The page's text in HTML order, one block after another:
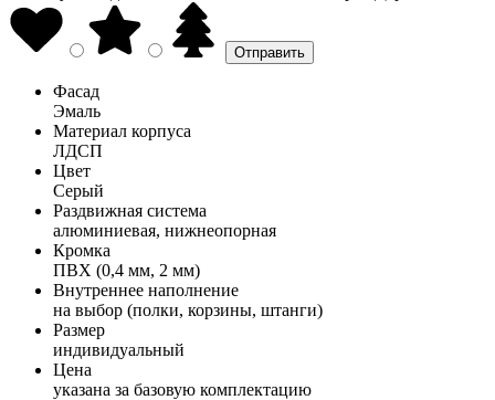
Фасад
Эмаль
Материал корпуса
ЛДСП
Цвет
Серый
Раздвижная система
алюминиевая, нижнеопорная
Кромка
ПВХ (0,4 мм, 2 мм)
Внутреннее наполнение
на выбор (полки, корзины, штанги)
Размер
индивидуальный
Цена
указана за базовую комплектацию